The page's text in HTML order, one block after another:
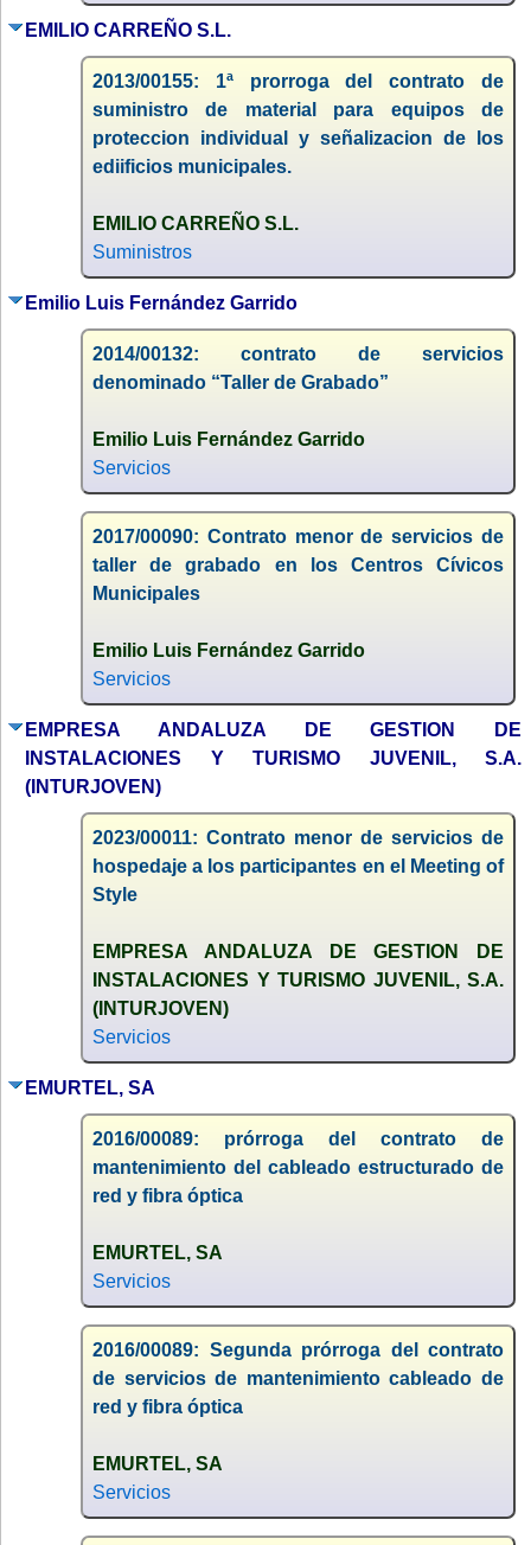
EMILIO CARREÑO S.L.
2013/00155: 1ª prorroga del contrato de
suministro de material para equipos de
proteccion individual y señalizacion de los
ediificios municipales.
EMILIO CARREÑO S.L.
Suministros
Emilio Luis Fernández Garrido
2014/00132: contrato de servicios
denominado “Taller de Grabado”
Emilio Luis Fernández Garrido
Servicios
2017/00090: Contrato menor de servicios de
taller de grabado en los Centros Cívicos
Municipales
Emilio Luis Fernández Garrido
Servicios
EMPRESA ANDALUZA DE GESTION DE
INSTALACIONES Y TURISMO JUVENIL, S.A.
(INTURJOVEN)
2023/00011: Contrato menor de servicios de
hospedaje a los participantes en el Meeting of
Style
EMPRESA ANDALUZA DE GESTION DE
INSTALACIONES Y TURISMO JUVENIL, S.A.
(INTURJOVEN)
Servicios
EMURTEL, SA
2016/00089: prórroga del contrato de
mantenimiento del cableado estructurado de
red y fibra óptica
EMURTEL, SA
Servicios
2016/00089: Segunda prórroga del contrato
de servicios de mantenimiento cableado de
red y fibra óptica
EMURTEL, SA
Servicios